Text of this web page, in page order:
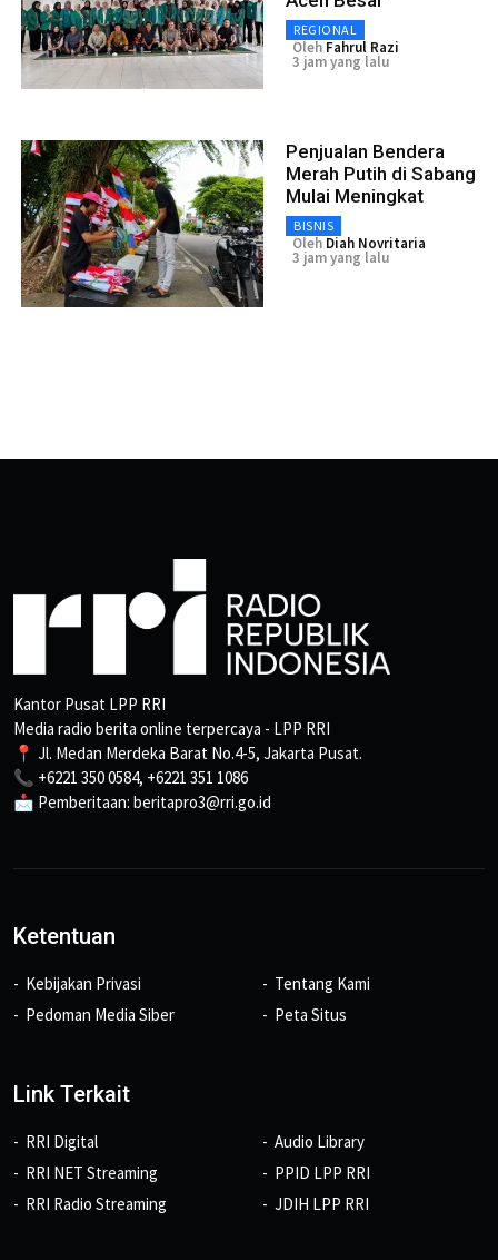
REGIONAL
Oleh Fahrul Razi
3 jam yang lalu
Penjualan Bendera
Merah Putih di Sabang
Mulai Meningkat
BISNIS
Oleh Diah Novritaria
3 jam yang lalu
Kantor Pusat LPP RRI
Media radio berita online terpercaya - LPP RRI
📍 Jl. Medan Merdeka Barat No.4-5, Jakarta Pusat.
📞 +6221 350 0584, +6221 351 1086
📩 Pemberitaan: beritapro3@rri.go.id
Ketentuan
Kebijakan Privasi
Pedoman Media Siber
Tentang Kami
Peta Situs
Link Terkait
RRI Digital
RRI NET Streaming
RRI Radio Streaming
Audio Library
PPID LPP RRI
JDIH LPP RRI